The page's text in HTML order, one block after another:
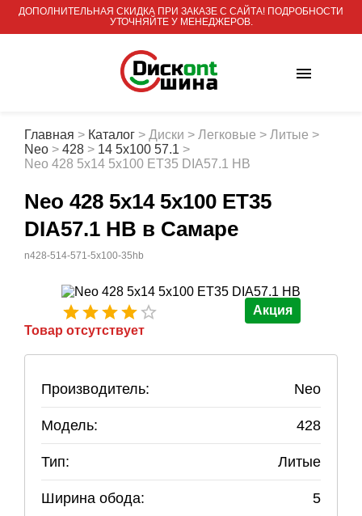
ДОПОЛНИТЕЛЬНАЯ СКИДКА ПРИ ЗАКАЗЕ С САЙТА! ПОДРОБНОСТИ
УТОЧНЯЙТЕ У МЕНЕДЖЕРОВ.
Главная > Каталог > Диски > Легковые > Литые >
Neo > 428 > 14 5x100 57.1 >
Neo 428 5x14 5x100 ET35 DIA57.1 HB
Neo 428 5x14 5x100 ET35
DIA57.1 HB в Самаре
n428-514-571-5x100-35hb
Акция
Товар отсутствует
Производитель: Neo
Модель: 428
Тип: Литые
Ширина обода: 5